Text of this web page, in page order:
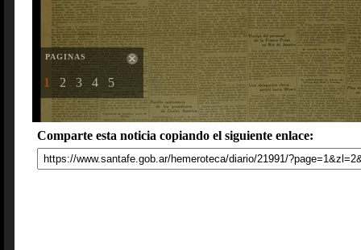
PAGINAS
1 2 3 4 5
Comparte esta noticia copiando el siguiente enlace: